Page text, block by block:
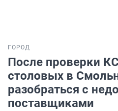
ГОРОД
После проверки
столовых в
разобраться с
поставщиками